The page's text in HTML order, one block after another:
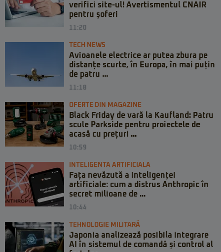
verifici site-ul! Avertismentul CNAIR
pentru șoferi
11:20
TECH NEWS
Avioanele electrice ar putea zbura pe
distanțe scurte, în Europa, în mai puțin
de patru ...
11:18
OFERTE DIN MAGAZINE
Black Friday de vară la Kaufland: Patru
scule Parkside pentru proiectele de
acasă cu prețuri ...
10:59
INTELIGENTA ARTIFICIALA
Fața nevăzută a inteligenței
artificiale: cum a distrus Anthropic în
secret milioane de ...
10:44
TEHNOLOGIE MILITARĂ
Japonia analizează posibila integrare
AI în sistemul de comandă și control al